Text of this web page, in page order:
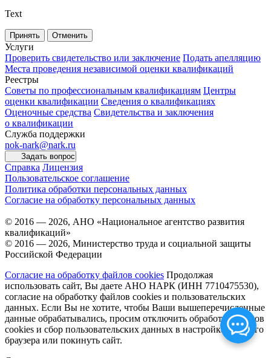
Text
Принять Отменить
Услуги
Проверить свидетельство или заключение Подать апелляцию
Места проведения независимой оценки квалификаций
Реестры
Советы по профессиональным квалификациям Центры
оценки квалификации Сведения о квалификациях
Оценочные средства Свидетельства и заключения
о квалификации
Служба поддержки
nok-nark@nark.ru
Задать вопрос
Справка Лицензия
Пользовательское соглашение
Политика обработки персональных данных
Согласие на обработку персональных данных
© 2016 — 2026, АНО «Национальное агентство развития
квалификаций»
© 2016 — 2026, Министерство труда и социальной защиты
Российской Федерации
Согласие на обработку файлов cookies Продолжая
использовать сайт, Вы даете АНО НАРК (ИНН 7710475530),
согласие на обработку файлов cookies и пользовательских
данных. Если Вы не хотите, чтобы Ваши вышеперечисленные
данные обрабатывались, просим отключить обработку файлов
cookies и сбор пользовательских данных в настройках Вашего
браузера или покинуть сайт.